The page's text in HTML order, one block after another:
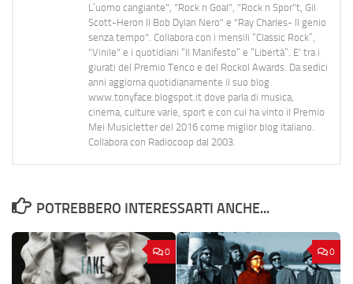
L’uomo cangiante", "Rock n Goal", "Rock n Spor"t, Gil
Scott-Heron Il Bob Dylan Nero" e "Ray Charles- Il genio
senza tempo". Collabora con i mensili “Classic Rock”,
"Vinile" e i quotidiani “Il Manifesto” e “Libertà”. E' tra i
giurati del Premio Tenco e del Rockol Awards. Da sedici
anni aggiorna quotidianamente il suo blog
www.tonyface.blogspot.it dove parla di musica,
cinema, culture varie, sport e con cui ha vinto il Premio
Mei Musicletter del 2016 come miglior blog italiano.
Collabora con Radiocoop dal 2003.
POTREBBERO INTERESSARTI ANCHE...
0 0